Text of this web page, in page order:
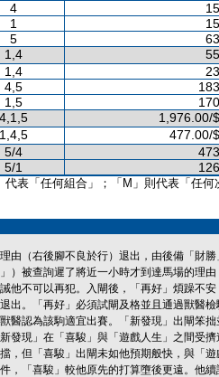
4
1
5
1,4
1,4
4,5
1,5
4,1,5 1,976.00/
1,4,5 477.00/
5/4
5/1
表「任何組合」；「M」則代表「任何
由（右後腳不良於行）退出，由後備「財
）被查詢遲了將近一小時才到達馬場的理
他不可以再犯。入閘後，「再好」煩躁不
出。「再好」必須試閘及格並且通過獸醫
醫認為該駒適宜出賽。「新發現」出閘笨
發現」在「喜駿」與「遊戲人生」之間受
，但「喜駿」出閘未如他預期般快，與「
，「喜駿」較他原先的打算墮後更遠。他